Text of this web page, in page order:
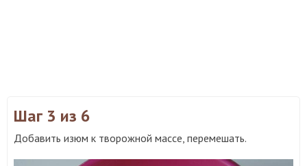
Шаг 3 из 6
Добавить изюм к творожной массе, перемешать.